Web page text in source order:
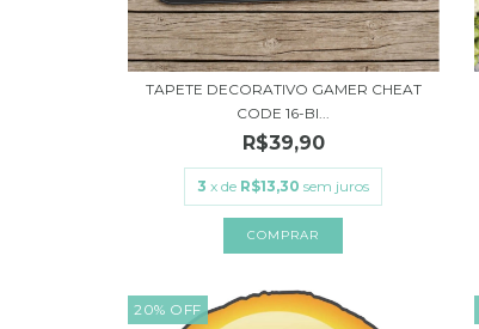
TAPETE DECORATIVO GAMER CHEAT
CODE 16-BI...
R$39,90
3 x de R$13,30 sem juros
20% OFF